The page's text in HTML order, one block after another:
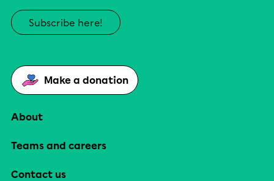
Subscribe here!
Make a donation
About
Teams and careers
Contact us